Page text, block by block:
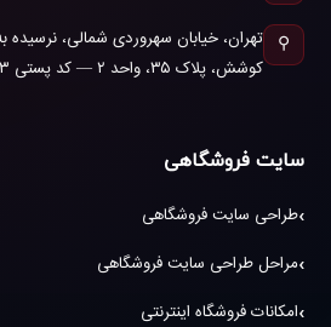
⚲
تهران، خیابان سهروردی شمالی، نرسیده
کوشش، پلاک ۳۵، واحد ۲ — کد پستی ۱۵۵۱۷۱۸۶۱۳
سایت فروشگاهی
طراحی سایت فروشگاهی
مراحل طراحی سایت فروشگاهی
امکانات فروشگاه اینترنتی